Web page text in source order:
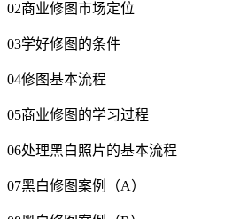
02商业修图市场定位
03学好修图的条件
04修图基本流程
05商业修图的学习过程
06处理黑白照片的基本流程
07黑白修图案例（A）